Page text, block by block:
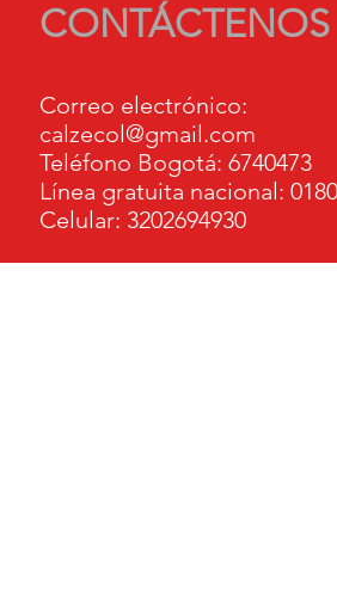
CONTÁCTENOS
Correo electrónico:
calzecol@gmail.com
Teléfono Bogotá: 6740473
Línea gratuita nacional:
Celular: 3202694930